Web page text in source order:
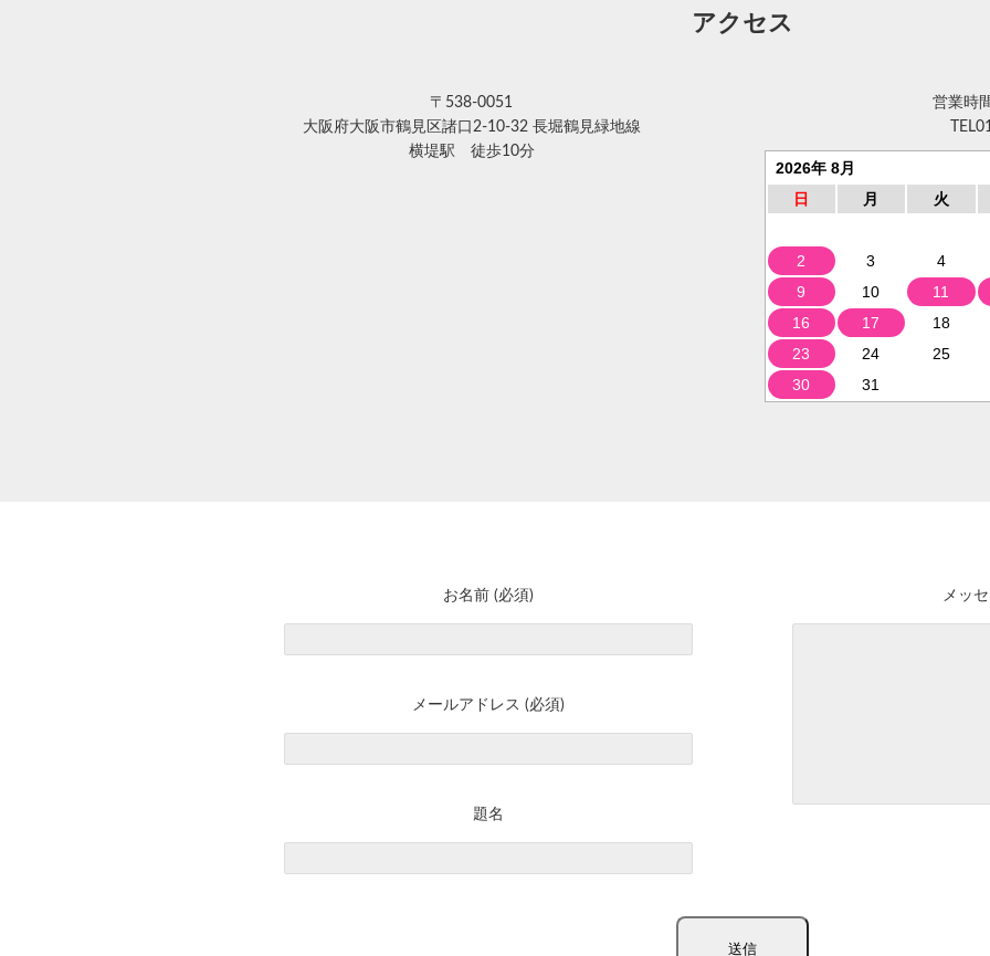
アクセス
〒538-0051
大阪府大阪市鶴見区諸口2-10-32 長堀鶴見緑地線
横堤駅 徒歩10分
営業時
TEL
2026年 8月
日
月 火
2 3
4
9
10
11
16
17
18
23
24
25
30
31
お名前 (必須)
メールアドレス (必須)
題名
メッ